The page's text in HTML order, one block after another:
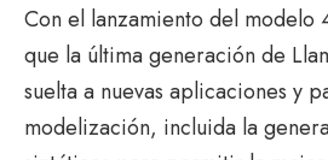
Con el lanzamiento del modelo
que la última generación de
suelta a nuevas aplicaciones y
modelización, incluida la